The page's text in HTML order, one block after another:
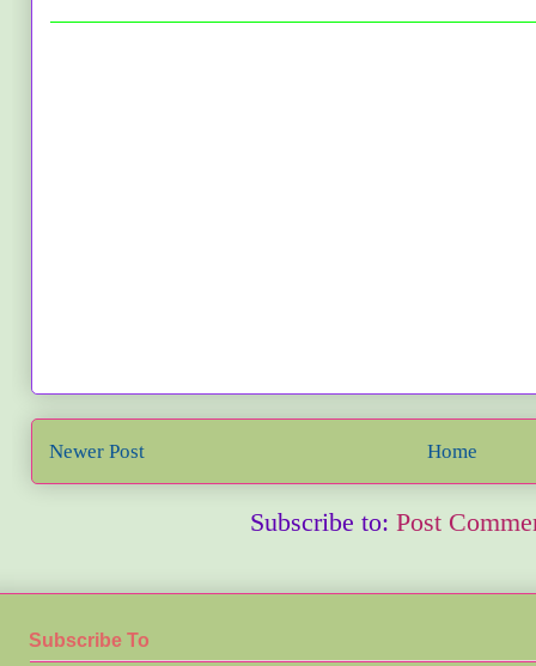
Newer Post Home
Subscribe to: Post
Subscribe To